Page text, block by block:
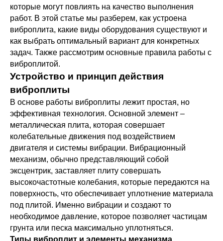
которые могут повлиять на качество выполнения
работ. В этой статье мы разберем, как устроена
виброплита, какие виды оборудования существуют и
как выбрать оптимальный вариант для конкретных
задач. Также рассмотрим основные правила работы с
виброплитой.
Устройство и принцип действия
виброплиты
В основе работы виброплиты лежит простая, но
эффективная технология. Основной элемент –
металлическая плита, которая совершает
колебательные движения под воздействием
двигателя и системы вибрации. Вибрационный
механизм, обычно представляющий собой
эксцентрик, заставляет плиту совершать
высокочастотные колебания, которые передаются на
поверхность, что обеспечивает уплотнение материала
под плитой. Именно вибрации и создают то
необходимое давление, которое позволяет частицам
грунта или песка максимально уплотняться.
Типы виброплит и элементы механизма